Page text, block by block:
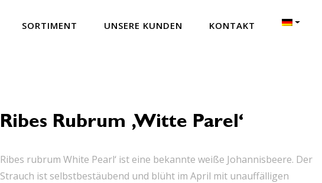
SORTIMENT UNSERE KUNDEN KONTAKT
Ribes Rubrum ‚Witte Parel‘
Ribes rubrum White Pearl‘ ist eine bekannte weiße Johannisbeere. Der
Strauch ist selbstbestäubend und blüht im April mit unauffälligen